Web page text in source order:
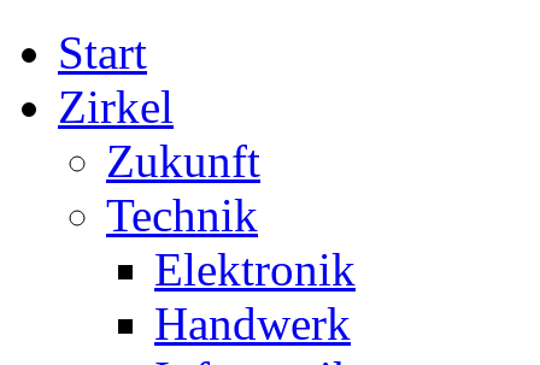
Start
Zirkel
Zukunft
Technik
Elektronik
Handwerk